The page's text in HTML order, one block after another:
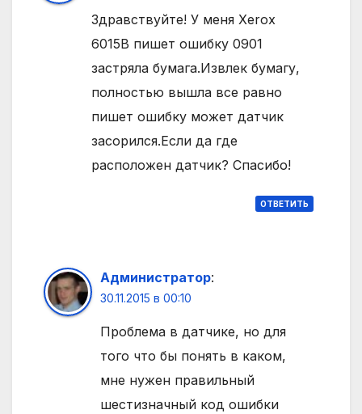
Здравствуйте! У меня Xerox
6015В пишет ошибку 0901
застряла бумага.Извлек бумагу,
полностью вышла все равно
пишет ошибку может датчик
засорился.Если да где
расположен датчик? Спасибо!
ОТВЕТИТЬ
Администратор:
30.11.2015 в 00:10
Проблема в датчике, но для
того что бы понять в каком,
мне нужен правильный
шестизначный код ошибки